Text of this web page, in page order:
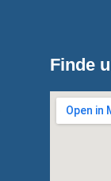
Finde